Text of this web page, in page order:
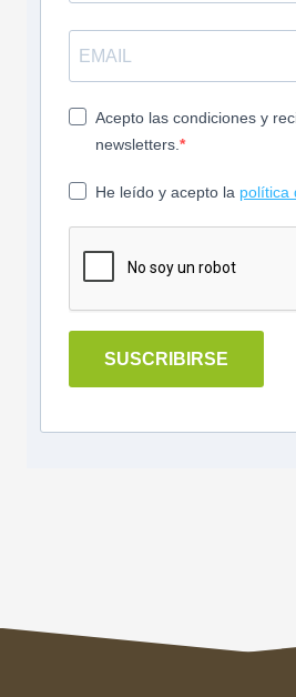
Acepto las condiciones y
newsletters.
He leído y acepto la política
SUSCRIBIRSE